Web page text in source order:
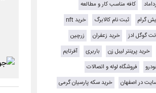
کافه مناسب کار و مطالعه
گرام
ثبت نام کالابرگ
خرید nft
گوگل ادز
خرید زعفران
زرچین
خرید پرینتر لیبل زن باربری
آفرتایم
فروشگاه لوله و اتصالات
در اصفهان
خرید سکه پارسیان گرمی